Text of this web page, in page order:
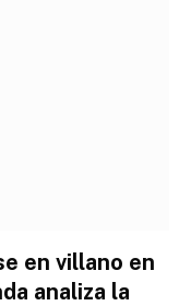
en villano en
analiza la